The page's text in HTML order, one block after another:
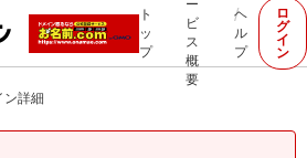
ト
ッ
プ
ー
ビ
ス
概
要
ヘ
ル
プ
ロ
グ
イ
ン
ン詳細